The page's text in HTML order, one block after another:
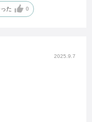
た 0
2025.9.7